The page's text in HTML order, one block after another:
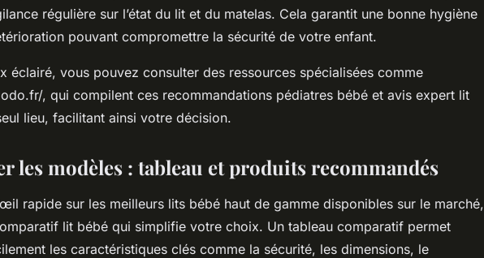
régulière sur l’état du lit et du matelas. Cela garantit une bonne hygiène
pouvant compromettre la sécurité de votre enfant.
éclairé, vous pouvez consulter des ressources spécialisées comme
, qui compilent ces recommandations pédiatres bébé et avis expert lit
lieu, facilitant ainsi votre décision.
les modèles : tableau et produits recommandés
rapide sur les meilleurs lits bébé haut de gamme disponibles sur le marché,
lit bébé qui simplifie votre choix. Un tableau comparatif permet
les caractéristiques clés comme la sécurité, les dimensions, le